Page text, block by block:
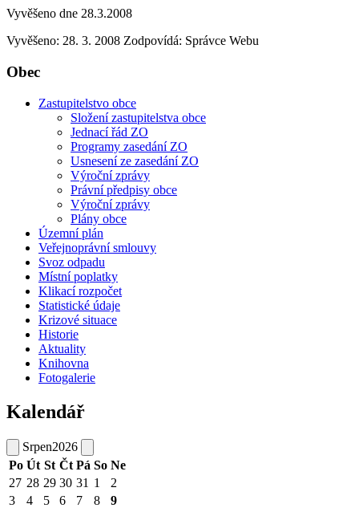
Vyvěšeno dne 28.3.2008
Vyvěšeno: 28. 3. 2008 Zodpovídá: Správce Webu
Obec
Zastupitelstvo obce
Složení zastupitelstva obce
Jednací řád ZO
Programy zasedání ZO
Usnesení ze zasedání ZO
Výroční zprávy
Právní předpisy obce
Výroční zprávy
Plány obce
Územní plán
Veřejnoprávní smlouvy
Svoz odpadu
Místní poplatky
Klikací rozpočet
Statistické údaje
Krizové situace
Historie
Aktuality
Knihovna
Fotogalerie
Kalendář
Srpen2026
Po Út St Čt Pá So Ne
27 28 29 30 31 1
2
3
4 5 6 7 8
9